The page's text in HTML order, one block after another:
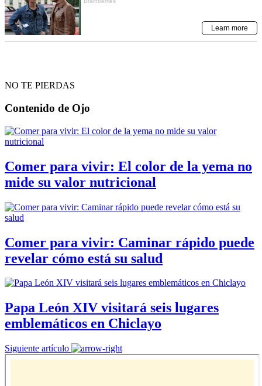
NO TE PIERDAS
Contenido de Ojo
Comer para vivir: El color de la yema no
mide su valor nutricional
Comer para vivir: Caminar rápido puede
revelar cómo está su salud
Papa León XIV visitará seis lugares
emblemáticos en Chiclayo
Siguiente artículo